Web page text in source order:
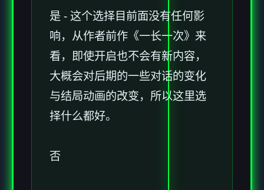
是 - 这个选择目前面没有任何影
响，从作者前作《一长一次》来
看，即使开启也不会有新内容，
大概会对后期的一些对话的变化
与结局动画的改变，所以这里选
择什么都好。
否